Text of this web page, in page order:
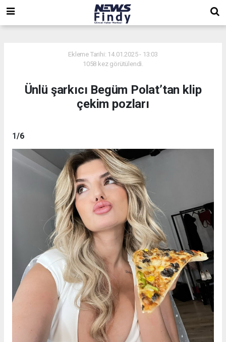
Ekleme Tarihi: 14.01.2025 - 13:03
1058 kez görütülendi.
Ünlü şarkıcı Begüm Polat’tan klip
çekim pozları
1/6